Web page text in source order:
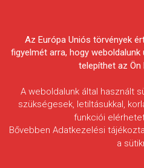
Egyesületek
Hornok Ádám
Az Európa Uniós törvények
figyelmét arra, hogy
telepíthet az Ön
A weboldalunk által használt
szükségesek, letiltásukkal,
funkciói
Bővebben Adatkezelési
a